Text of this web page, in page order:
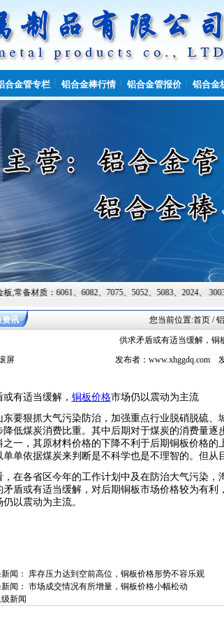
合金管专栏 铝合金棒行情 铝合金管报价 铝合金
材质：6061、6082、7075、5052、5083、2024、 3003.
资讯 您当前位置:首页 /
供求矛盾或有适当缓解，铜
屏
发布者：www.xhggdq.com
有适当缓解， 铜板价格市场仍以震动为主流
东要狠抓大气污染防治，加强重点行业脱硝脱硫
降低煤炭消费比重。其中后期对于煤炭的消费量
之一，其原材料价格的下降不利于后期铜板价格
单单依据煤炭来判断是不科学也是不理智的。但从
，在各省区今年的工作计划中及在防治大气污染
矛盾或有适当缓解，对后期铜板市场价格较为有
以震动为主流。
闻：
库存压力达到空前高位，铜板价格形势不容乐观
闻： 市场成交情况有所增量，铜板价格小幅松动
新闻